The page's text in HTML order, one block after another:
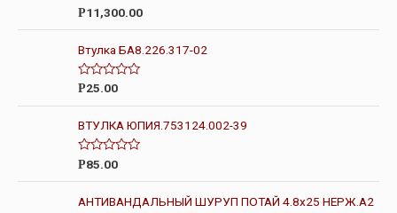
и
з
О
е
н
к
а
и
Р11,300.00
Втулка БА8.226.317-02
О
е
н
к
а
и
з
Р25.00
ВТУЛКА ЮПИЯ.753124.002-39
О
е
н
к
Р85.00
АНТИВАНДАЛЬНЫЙ ШУРУП ПОТАЙ 4.8х25 НЕРЖ.А2